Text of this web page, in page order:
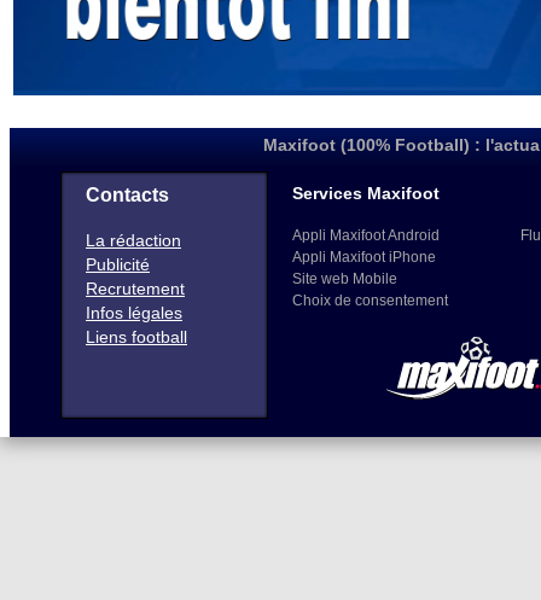
Maxifoot (100% Football) :
Contacts
La rédaction
Publicité
Recrutement
Infos légales
Liens football
Services Maxifoot
Appli Maxifoot Android
Appli Maxifoot iPhone
Site web Mobile
Choix de consentement